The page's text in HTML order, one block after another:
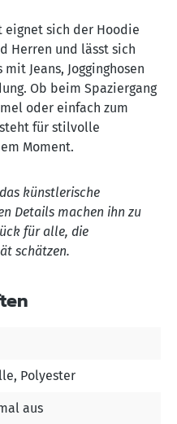
eignet sich der Hoodie
Herren und lässt sich
Jeans, Jogginghosen
Ob beim Spaziergang
oder einfach zum
für stilvolle
Moment.
künstlerische
Details machen ihn zu
für alle, die
schätzen.
, Polyester
aus